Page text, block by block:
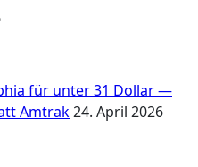
für unter 31 Dollar —
Amtrak24. April 2026